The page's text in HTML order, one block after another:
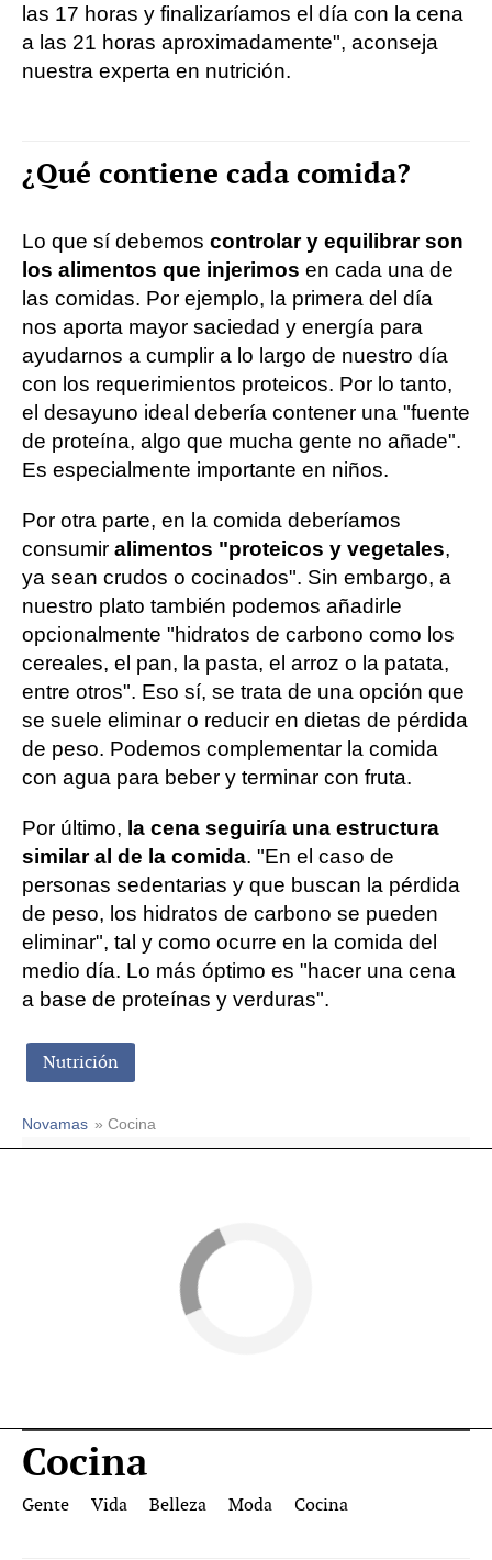
las 17 horas y finalizaríamos el día con la cena
a las 21 horas aproximadamente", aconseja
nuestra experta en nutrición.
¿Qué contiene cada comida?
Lo que sí debemos controlar y equilibrar son
los alimentos que injerimos en cada una de
las comidas. Por ejemplo, la primera del día
nos aporta mayor saciedad y energía para
ayudarnos a cumplir a lo largo de nuestro día
con los requerimientos proteicos. Por lo tanto,
el desayuno ideal debería contener una "fuente
de proteína, algo que mucha gente no añade".
Es especialmente importante en niños.
Por otra parte, en la comida deberíamos
consumir alimentos "proteicos y vegetales,
ya sean crudos o cocinados". Sin embargo, a
nuestro plato también podemos añadirle
opcionalmente "hidratos de carbono como los
cereales, el pan, la pasta, el arroz o la patata,
entre otros". Eso sí, se trata de una opción que
se suele eliminar o reducir en dietas de pérdida
de peso. Podemos complementar la comida
con agua para beber y terminar con fruta.
Por último, la cena seguiría una estructura
similar al de la comida. "En el caso de
personas sedentarias y que buscan la pérdida
de peso, los hidratos de carbono se pueden
eliminar", tal y como ocurre en la comida del
medio día. Lo más óptimo es "hacer una cena
a base de proteínas y verduras".
Nutrición
Novamas » Cocina
Cocina
Gente Vida Belleza Moda Cocina